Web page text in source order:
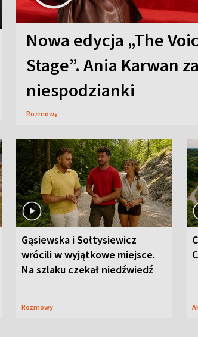
Nowa edycja „The
Stage”. Ania Karwan
niespodzianki
Rozmowy
Gąsiewska i Sołtysiewicz
wrócili w wyjątkowe miejsce.
Na szlaku czekał niedźwiedź
Rozmowy